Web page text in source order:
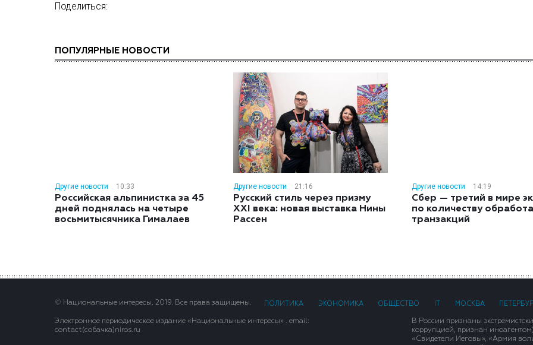
Поделиться:
ПОПУЛЯРНЫЕ НОВОСТИ
Другие новости 10:33
Российская альпинистка за 45
дней поднялась на четыре
восьмитысячника Гималаев
Другие новости 21:16
Русский стиль через призму
XXI века: новая выставка Нины
Рассен
Другие новости 14:19
Сбер — третий в мире
по количеству
транзакций
© Национальные интересы, 2019. Все права защищены. ПОЛИТИКА ЭКОНОМИКА ОБЩЕСТВО МОСКВА
Электронное периодическое издание «Национальные интересы» . email:
contact(сoбaчка)niros.ru
В России признаны
коррупцией, признан
«Свидетели Иеговы», «Армия